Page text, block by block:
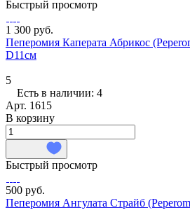
Быстрый просмотр
1 300 руб.
Пеперомия Каперата Абрикос
D11см
5
Есть в наличии: 4
Арт. 1615
В корзину
Быстрый просмотр
500 руб.
Пеперомия Ангулата Страйб